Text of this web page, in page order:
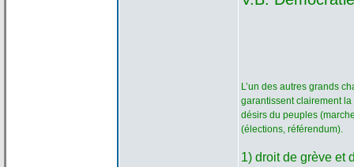
L’un des autres grands
garantissent clairement la
désirs du peuples
(élections, référendum).
1) droit de grève et